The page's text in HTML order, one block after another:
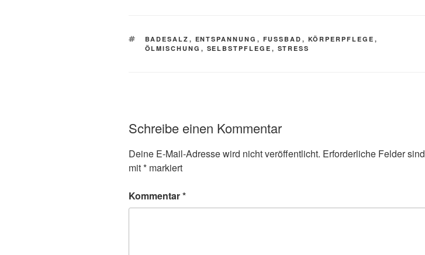
SCHLAGWÖRTER
BADESALZ , ENTSPANNUNG , FUSSBAD , KÖRPERPFLEGE ,
ÖLMISCHUNG , SELBSTPFLEGE , STRESS
Schreibe einen Kommentar
Deine E-Mail-Adresse wird nicht veröffentlicht. Erforderliche Felder sind
mit* markiert
Kommentar*